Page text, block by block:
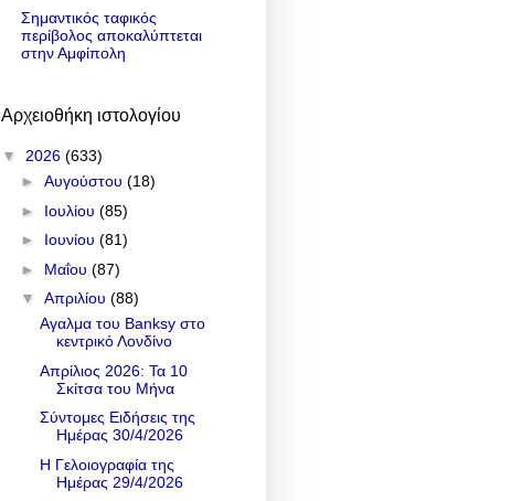
Σημαντικός ταφικός
περίβολος αποκαλύπτεται
στην Αμφίπολη
Αρχειοθήκη ιστολογίου
▼ 2026 (633)
► Αυγούστου (18)
► Ιουλίου (85)
► Ιουνίου (81)
► Μαΐου (87)
▼ Απριλίου (88)
Αγαλμα του Banksy στο
κεντρικό Λονδίνο
Απρίλιος 2026: Τα 10
Σκίτσα του Μήνα
Σύντομες Ειδήσεις της
Ημέρας 30/4/2026
Η Γελοιογραφία της
Ημέρας 29/4/2026